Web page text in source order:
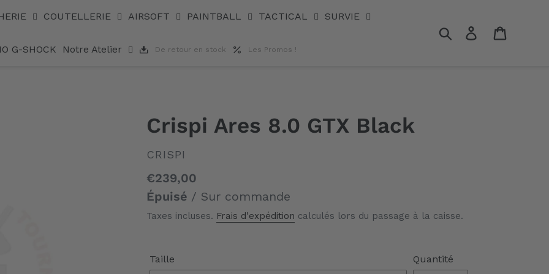
COUTELLERIE AIRSOFT PAINTBALL TACTICAL SURVIE
G-SHOCK Notre Atelier De retour en stock Les Promos !
RechercherSe connecter
Crispi Ares 8.0 GTX Black
DISTRIBUTEUR
CRISPI
Prix
normal
€239,00
Épuisé / Sur commande
Taxes incluses. Frais d'expédition calculés lors du passage à la caisse.
Taille Quantité